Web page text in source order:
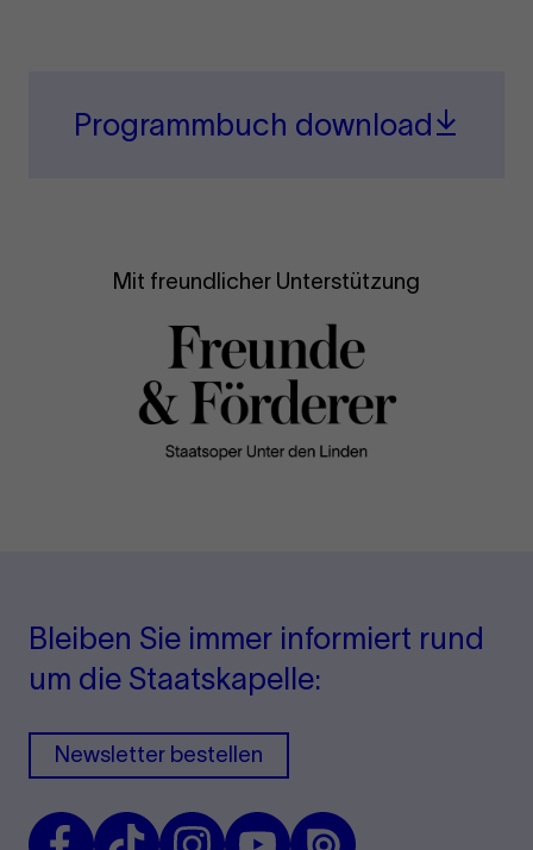
Programmbuch download
Mit freundlicher Unterstützung
Bleiben Sie immer informiert rund
um die Staatskapelle:
Newsletter bestellen
FacebookTikTok InstagramYoutubeIssuu